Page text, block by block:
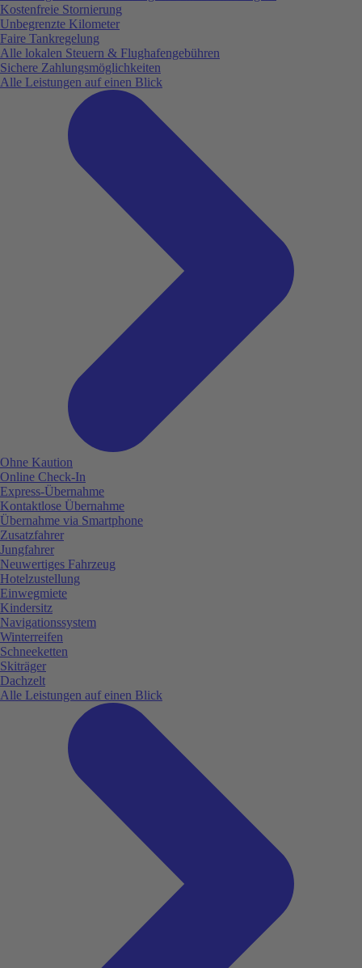
Kostenfreie Stornierung
Unbegrenzte Kilometer
Faire Tankregelung
Alle lokalen Steuern & Flughafengebühren
Sichere Zahlungsmöglichkeiten
Alle Leistungen auf einen Blick
Ohne Kaution
Online Check-In
Express-Übernahme
Kontaktlose Übernahme
Übernahme via Smartphone
Zusatzfahrer
Jungfahrer
Neuwertiges Fahrzeug
Hotelzustellung
Einwegmiete
Kindersitz
Navigationssystem
Winterreifen
Schneeketten
Skiträger
Dachzelt
Alle Leistungen auf einen Blick